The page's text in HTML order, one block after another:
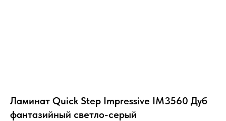
Ламинат Quick Step Impressive IM3560 Дуб
фантазийный светло-серый